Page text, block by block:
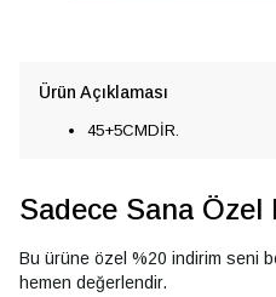
Ürün Açıklaması
45+5CMDİR.
Sadece Sana Özel
Bu ürüne özel %20 indirim seni
hemen değerlendir.